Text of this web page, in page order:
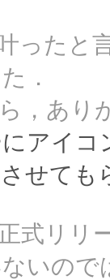
ったと
．
，あり
アイ
せても
式リリ
いの